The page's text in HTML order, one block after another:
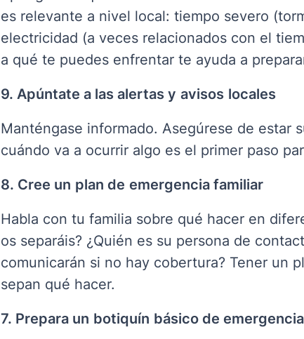
es relevante a nivel local: tiempo severo
electricidad (a veces relacionados con el
a qué te puedes enfrentar te ayuda a
9. Apúntate a las alertas y avisos locales
Manténgase informado. Asegúrese de estar
cuándo va a ocurrir algo es el primer paso
8. Cree un plan de emergencia familiar
Habla con tu familia sobre qué hacer en
os separáis? ¿Quién es su persona de
comunicarán si no hay cobertura? Tener un
sepan qué hacer.
7. Prepara un botiquín básico de emergencia